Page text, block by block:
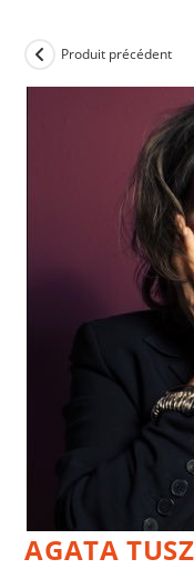
Produit précédent
AGATA